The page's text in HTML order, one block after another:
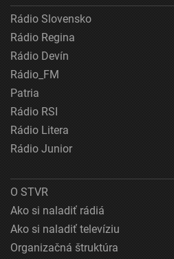
Rádio Slovensko
Rádio Regina
Rádio Devín
Rádio_FM
Patria
Rádio RSI
Rádio Litera
Rádio Junior
O STVR
Ako si naladiť rádiá
Ako si naladiť televíziu
Organizačná štruktúra